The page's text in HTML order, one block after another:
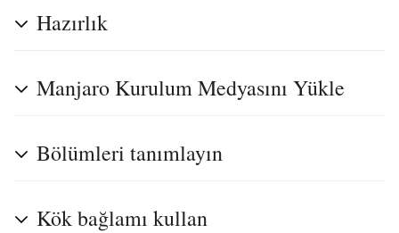
Hazırlık
Manjaro Kurulum Medyasını Yükle
Bölümleri tanımlayın
Kök bağlamı kullan